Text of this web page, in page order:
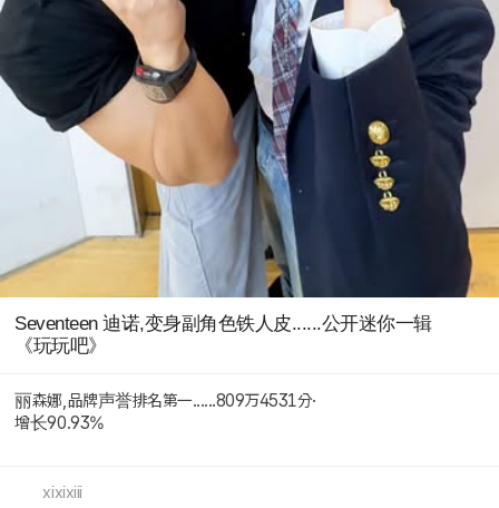
Seventeen 迪诺,变身副角色铁人皮......公开迷你一辑
《玩玩吧》
丽森娜,品牌声誉排名第一......809万4531分·
增长90.93%
xixixiii